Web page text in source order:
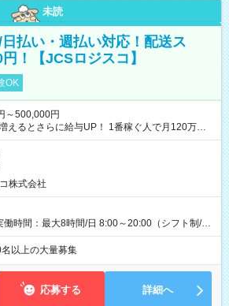
未読
払い・週払い対応！配送ス
！【JCSロジスコ】
OK
～500,000円
えるとさらに給与UP！ 1番稼ぐ人で月120万ほ
稼働 月
＜モデルイメージ＞ ■月収50万
東区在住)※元建築関係 1日150個配達×25日勤務
株式会社
働時間：最大8時間/日 8:00～20:00（シフト制/実
5日勤務（場所次第では週4も有り） ※配達状況
での勤務可能性有り ※案件により多少の前後あ
以上の大量募集
応募する 詳細へ